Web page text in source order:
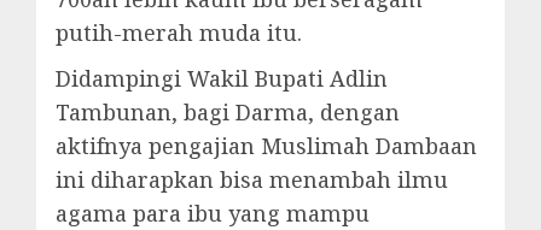
putih-merah muda itu.
Didampingi Wakil Bupati Adlin
Tambunan, bagi Darma, dengan
aktifnya pengajian Muslimah Dambaan
ini diharapkan bisa menambah ilmu
agama para ibu yang mampu